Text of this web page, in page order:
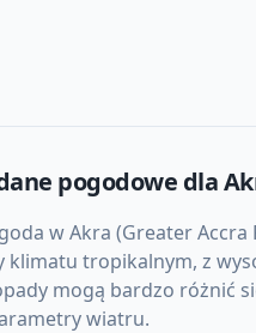
pogodowe dla
w Akra (Greater
klimatu tropikalnym, z
mogą bardzo różnić
wiatru.